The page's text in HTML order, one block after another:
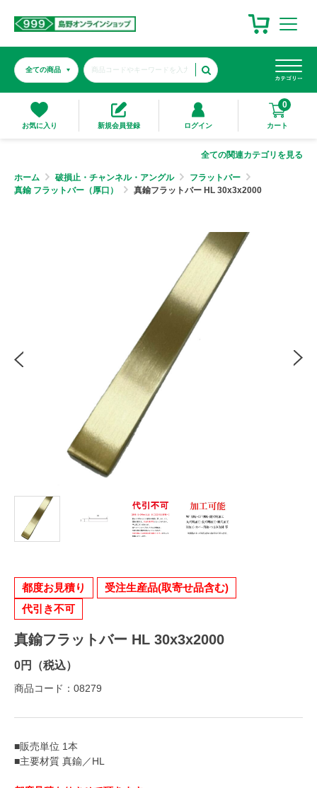
お気に入り 新規会員登録 ログイン
0
カート
全ての関連カテゴリを見る
ホーム 破損止・チャンネル・アングル
フラットバー
真鍮 フラットバー（厚口）
真鍮フラットバー HL 30x3x2000
都度お見積り
受注生産品(取寄せ品含む)
代引き不可
真鍮フラットバー HL 30x3x2000
0円（税込）
商品コード：08279
■販売単位 1本
■主要材質 真鍮／HL